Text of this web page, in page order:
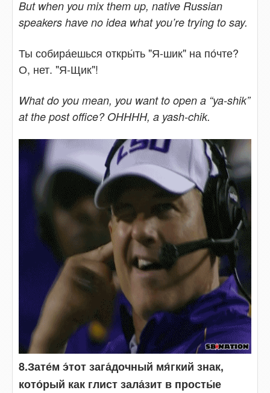
But when you mix them up, native Russian
speakers have no idea what you’re trying to say.
Ты собира́ешься откры́ть "Я-шик" на по́чте?
О, нет. "Я-Щик"!
What do you mean, you want to open a “ya-shik”
at the post office? OHHHH, a yash-chik.
8.Зате́м э́тот зага́дочный мя́гкий знак,
кото́рый как глист зала́зит в просты́е